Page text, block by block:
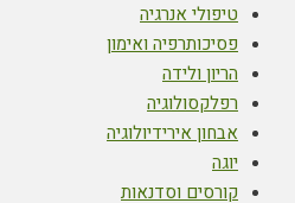
טיפולי אנרגיה
פסיכותרפיה ואימון
הריון ולידה
רפלקסולוגיה
אבחון אירידיולוגיה
יוגה
קורסים וסדנאות